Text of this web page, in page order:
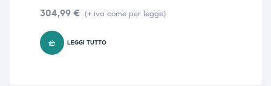
304,99 € (+ iva come per legge)
LEGGI TUTTO